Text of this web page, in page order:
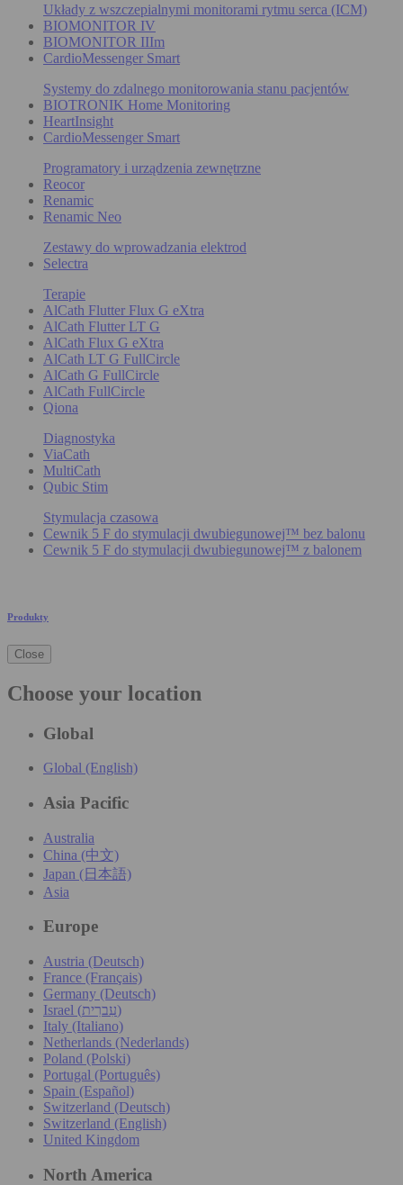
Układy z wszczepialnymi monitorami rytmu serca (ICM)
BIOMONITOR IV
BIOMONITOR IIIm
CardioMessenger Smart
Systemy do zdalnego monitorowania stanu pacjentów
BIOTRONIK Home Monitoring
HeartInsight
CardioMessenger Smart
Programatory i urządzenia zewnętrzne
Reocor
Renamic
Renamic Neo
Zestawy do wprowadzania elektrod
Selectra
Terapie
AlCath Flutter Flux G eXtra
AlCath Flutter LT G
AlCath Flux G eXtra
AlCath LT G FullCircle
AlCath G FullCircle
AlCath FullCircle
Qiona
Diagnostyka
ViaCath
MultiCath
Qubic Stim
Stymulacja czasowa
Cewnik 5 F do stymulacji dwubiegunowej™ bez balonu
Cewnik 5 F do stymulacji dwubiegunowej™ z balonem
Produkty
Close
Choose your location
Global
Global (English)
Asia Pacific
Australia
China (中文)
Japan (日本語)
Asia
Europe
Austria (Deutsch)
France (Français)
Germany (Deutsch)
Israel (עִברִית)
Italy (Italiano)
Netherlands (Nederlands)
Poland (Polski)
Portugal (Português)
Spain (Español)
Switzerland (Deutsch)
Switzerland (English)
United Kingdom
North America